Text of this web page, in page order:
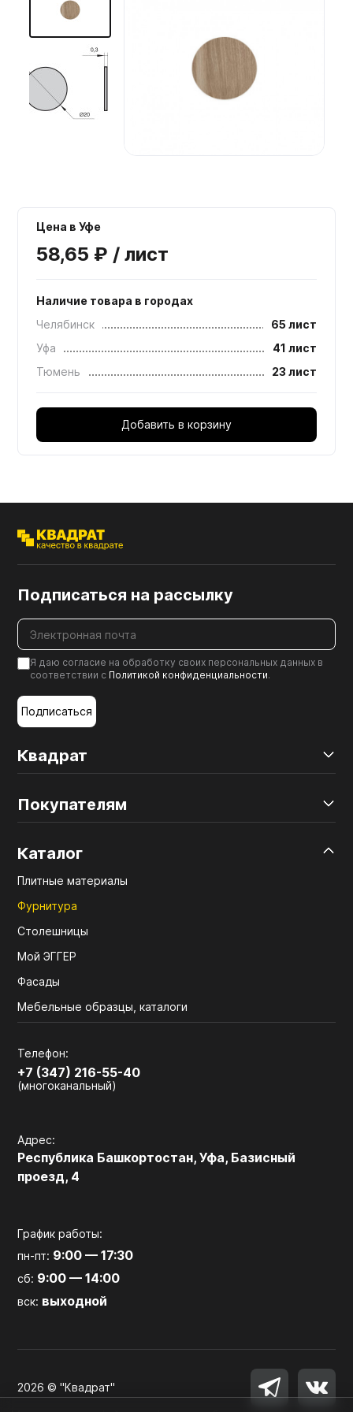
Мебельные образцы, каталоги
Цена в Уфе
58,65 ₽ / лист
Наличие товара в городах
Челябинск
65 лист
Уфа
41 лист
Тюмень
23 лист
Добавить в корзину
Квадрат
Покупателям
Каталог
Плитные материалы
Фурнитура
Столешницы
Мой ЭГГЕР
Фасады
Мебельные образцы, каталоги
Телефон:
+7 (347) 216-55-40
(многоканальный)
Адрес:
Республика Башкортостан, Уфа, Базисный
проезд, 4
График работы:
пн-пт: 9:00 — 17:30
сб: 9:00 — 14:00
вск: выходной
Подписаться на рассылку
Я даю согласие на обработку своих персональных данных в
соответствии с Политикой конфиденциальности.
Подписаться
2026 © "Квадрат"